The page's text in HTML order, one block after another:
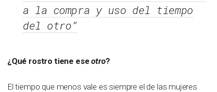
a la compra y uso del tiempo
del otro”
¿Qué rostro tiene eseotro?
El tiempo que menos vale es siempre el de las mujeres